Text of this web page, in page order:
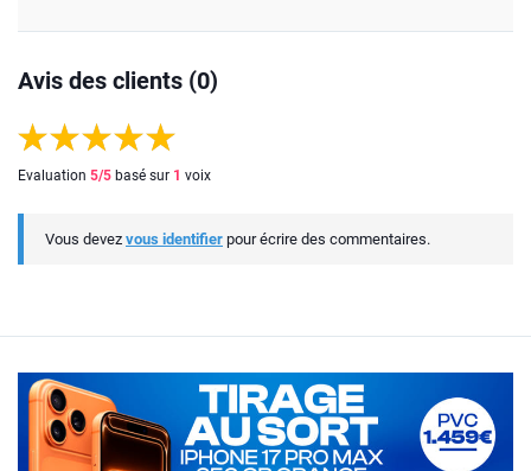
Avis des clients (0)
Evaluation 5/5 basé sur 1 voix
Vous devez vous identifier pour écrire des commentaires.